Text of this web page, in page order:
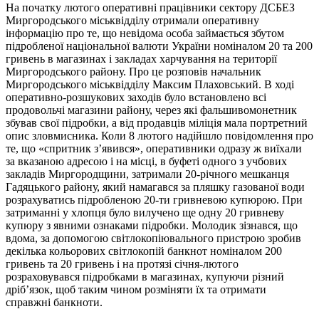
На початку лютого оперативні працівники сектору ДСБЕЗ
Миргородського міськвідділу отримали оперативну
інформацію про те, що невідома особа займається збутом
підробленої національної валюти України номіналом 20 та 200
гривень в магазинах і закладах харчування на території
Миргородського району. Про це розповів начальник
Миргородського міськвідділу Максим Плаховський. В ході
оперативно-розшукових заходів було встановлено всі
продовольчі магазини району, через які фальшивомонетник
збував свої підробки, а від продавців міліція мала портретний
опис зловмисника. Коли 8 лютого надійшло повідомлення про
те, що «спритник з’явився», оперативники одразу ж виїхали
за вказаною адресою і на місці, в буфеті одного з учбових
закладів Миргородщини, затримали 20-річного мешканця
Гадяцького району, який намагався за пляшку газованої води
розрахуватись підробленою 20-ти гривневою купюрою. При
затриманні у хлопця було вилучено ще одну 20 гривневу
купюру з явними ознаками підробки. Молодик зізнався, що
вдома, за допомогою світлокопіювального пристрою зробив
декілька кольорових світлокопій банкнот номіналом 200
гривень та 20 гривень і на протязі січня-лютого
розраховувався підробками в магазинах, купуючи різний
дріб’язок, щоб таким чином розміняти їх та отримати
справжні банкноти.